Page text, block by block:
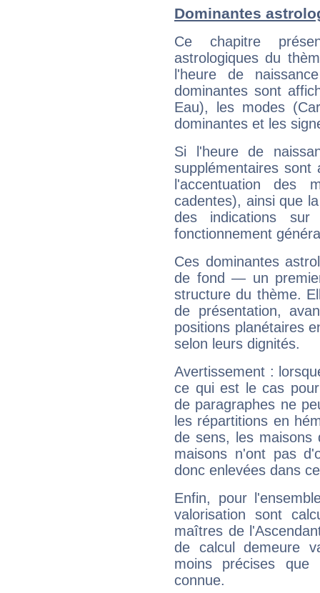
Dominantes
Ce chapitre
astrologiques du
l'heure de
dominantes sont
Eau), les modes
dominantes et les
Si l'heure de
supplémentaires sont
l'accentuation des
cadentes), ainsi que
des indications sur
fonctionnement
Ces dominantes
de fond — un
structure du thème.
de présentation,
positions planétaires
selon leurs dignités.
Avertissement :
ce qui est le cas
de paragraphes ne
les répartitions en
de sens, les maisons
maisons n'ont pas
donc enlevées dans
Enfin, pour
valorisation sont
maîtres de
de calcul demeure
moins précises que
connue.